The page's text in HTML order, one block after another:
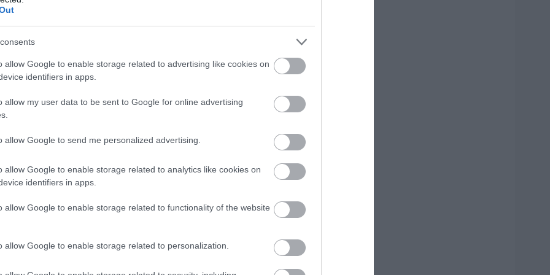
allow Google to enable storage related to advertising like cookies on
identifiers in apps.
allow my user data to be sent to Google for online advertising
allow Google to send me personalized advertising.
allow Google to enable storage related to analytics like cookies on
identifiers in apps.
allow Google to enable storage related to functionality of the website
allow Google to enable storage related to personalization.
σύμφωνα με μία από τις τέσσερις
μισογυνιστή
ότι ψιθύριζε «καλό κορίτσι» καθώς βίαζε
στη webcam επιχείρησή του, την οποία
καταγγέλλουσα τον κατηγορεί ότι τη
εμφάνισε κηλίδες από σπασμένα τριχοειδή